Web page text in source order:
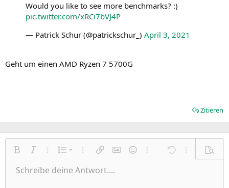
Would you like to see more benchmarks? :)
pic.twitter.com/xRCi7bVJ4P
— Patrick Schur (@patrickschur_) April 3, 2021
Geht um einen AMD Ryzen 7 5700G
Zitieren
Fett KursivWeitere Einstellungen…
Liste
Nummerierte Liste
Ungeordnete Liste
Weitere Einstellungen…
Link einfügen
Bild einfügen
SmileysWeitere Einstellungen…
Rückgängig
Weitere
Schriftgröße
9
TextfarbeSchriftfamilie
Arial
Durchgestrichen
Unterstrichen
Inline-Code
AusrichtungLinksbündig
Paragraph format
Normal
ZitatMedienTabelle einfügen
Insert horizontal line
SpoilerCode
Wiederholen
BBCode umschalten
Formatierung entfernen
EntwürfeEntwurf speichern
Schreibe deine Antwort....